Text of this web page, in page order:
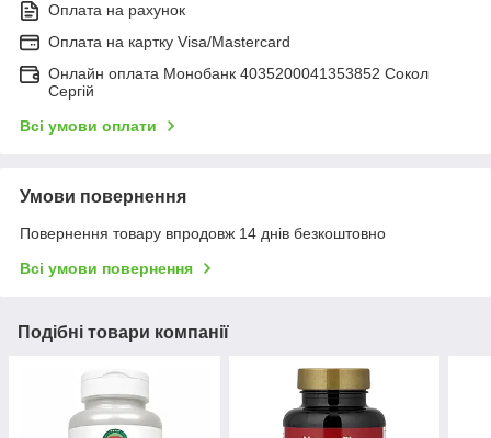
Оплата на рахунок
Оплата на картку Visa/Mastercard
Онлайн оплата Монобанк 4035200041353852 Сокол
Сергій
Всі умови оплати
Умови повернення
Повернення товару впродовж 14 днів безкоштовно
Всі умови повернення
Подібні товари компанії